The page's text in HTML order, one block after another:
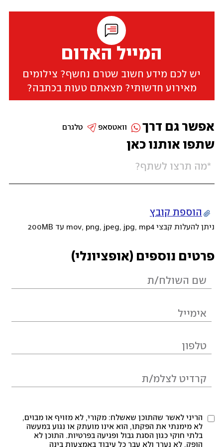
המייל האדום
יש לכם מידע חשוב שטרם נחשף? צילומים
מאירוע חדשותי? מצאתם טעות בכתבה?
שתפו אותנו כאן
הוספת קובץ
ניתן להעלות קבצי mov, png, jpeg, jpg, mp4 עד 200MB
פרטים נוספים (אופציונלי)
הריני לאשר שהתוכן שאשלח: מקורי, לא מזויף או מבוים,
לא מימנתי את הפקתו, הוא אינו מועתק או נגוע במעשה
בלתי חוקי כגון הסגת גבול ופגיעה בפרטיות. התוכן לא
הופק, לא נערך ולא עבר כל עיבוד באמצעות בינה
אפשר גם דרך טלגרם וואטסאפ